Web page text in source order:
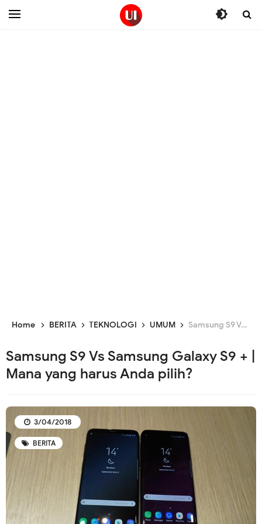
Home BERITA TEKNOLOGI UMUM Samsung S9 Vs Samsung Galaxy S9 + | Mana yang harus Anda pilih?
Samsung S9 Vs Samsung Galaxy S9 + |
Mana yang harus Anda pilih?
BERITA
3/04/2018